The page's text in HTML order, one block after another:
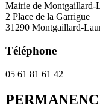
Mairie de Montgaillard-
2 Place de la Garrigue
31290 Montgaillard-
Téléphone
05 61 81 61 42